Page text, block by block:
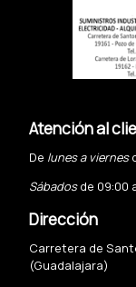
Atención al
De lunes a viernes
Sábadosde 09:00
Dirección
Carretera de
(Guadalajara)